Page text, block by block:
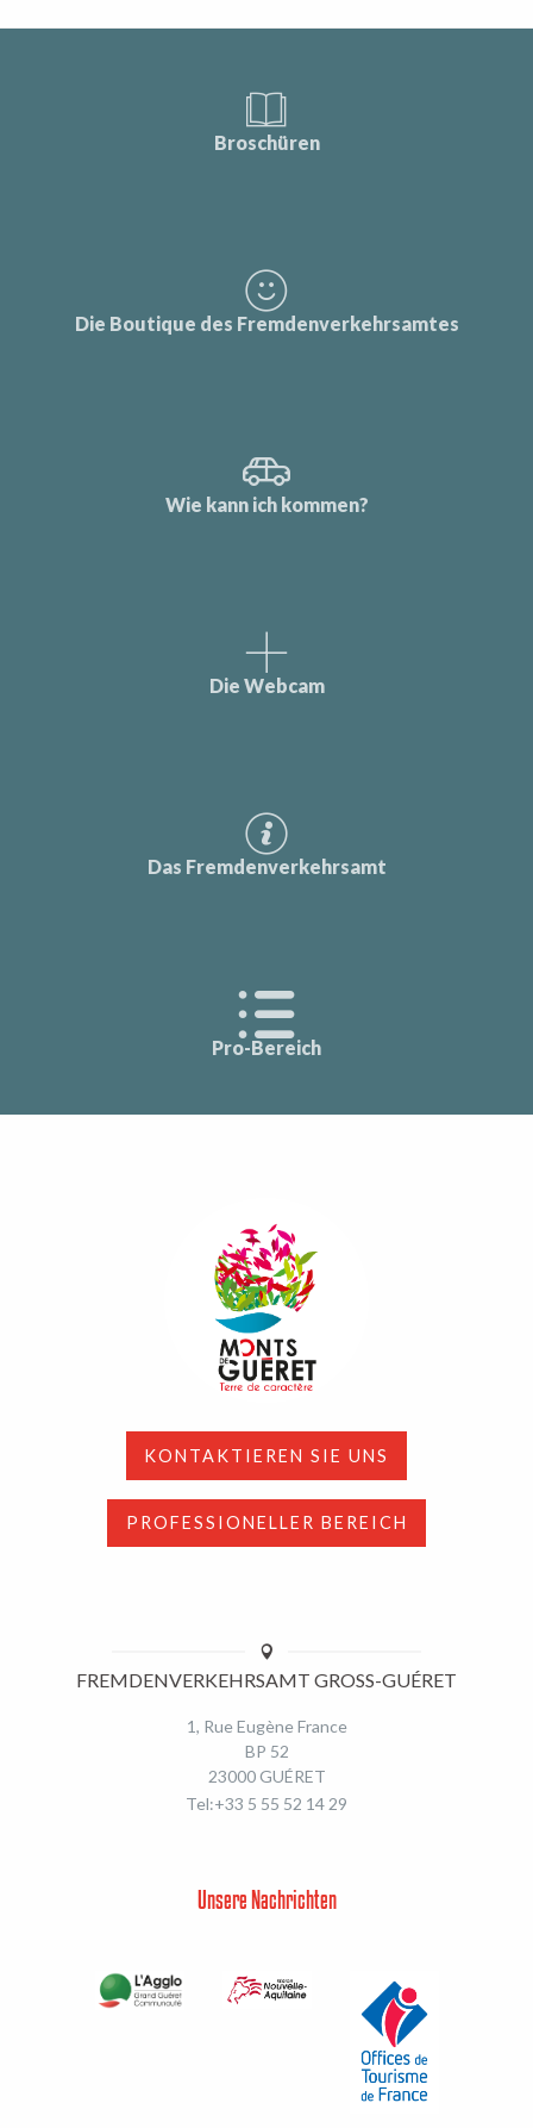
Broschüren
Die Boutique des Fremdenverkehrsamtes
Wie kann ich kommen?
Die Webcam
Das Fremdenverkehrsamt
Pro-Bereich
KONTAKTIEREN SIE UNS
PROFESSIONELLER BEREICH
FREMDENVERKEHRSAMT GROSS-GUÉRET
1, Rue Eugène France
BP 52
23000 GUÉRET
Tel:+33 5 55 52 14 29
Unsere Nachrichten